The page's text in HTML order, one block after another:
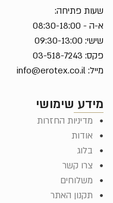
מידע שימושי
מדיניות החזרות
אודות
בלוג
צרו קשר
משלוחים
תקנון האתר
שעות פתיחה:
א-ה - 08:30-18:00
שישי: 09:30-13:00
פקס: 03-518-7243
מייל: info@erotex.co.il